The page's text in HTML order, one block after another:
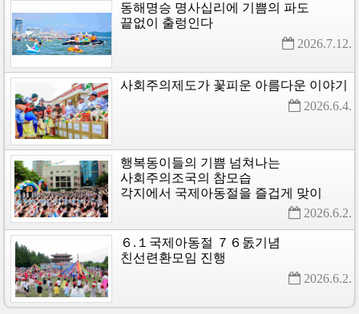
동해명승 명사십리에 기쁨의 파도
끝없이
출렁인다
2026.7.12.
사회주의제도가 꽃피운 아름다운 이야기
2026.6.4.
행복동이들의 기쁨 넘쳐나는
사회주의조국의 참모습
각지에서 국제아동절을 즐겁게 맞이
2026.6.2.
６.１국제아동절 ７６돐기념
친선련환모임 진행
2026.6.2.